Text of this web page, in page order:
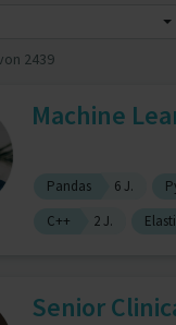
2439
Machine
Pandas 6 J.
C++
2 J.
Senior